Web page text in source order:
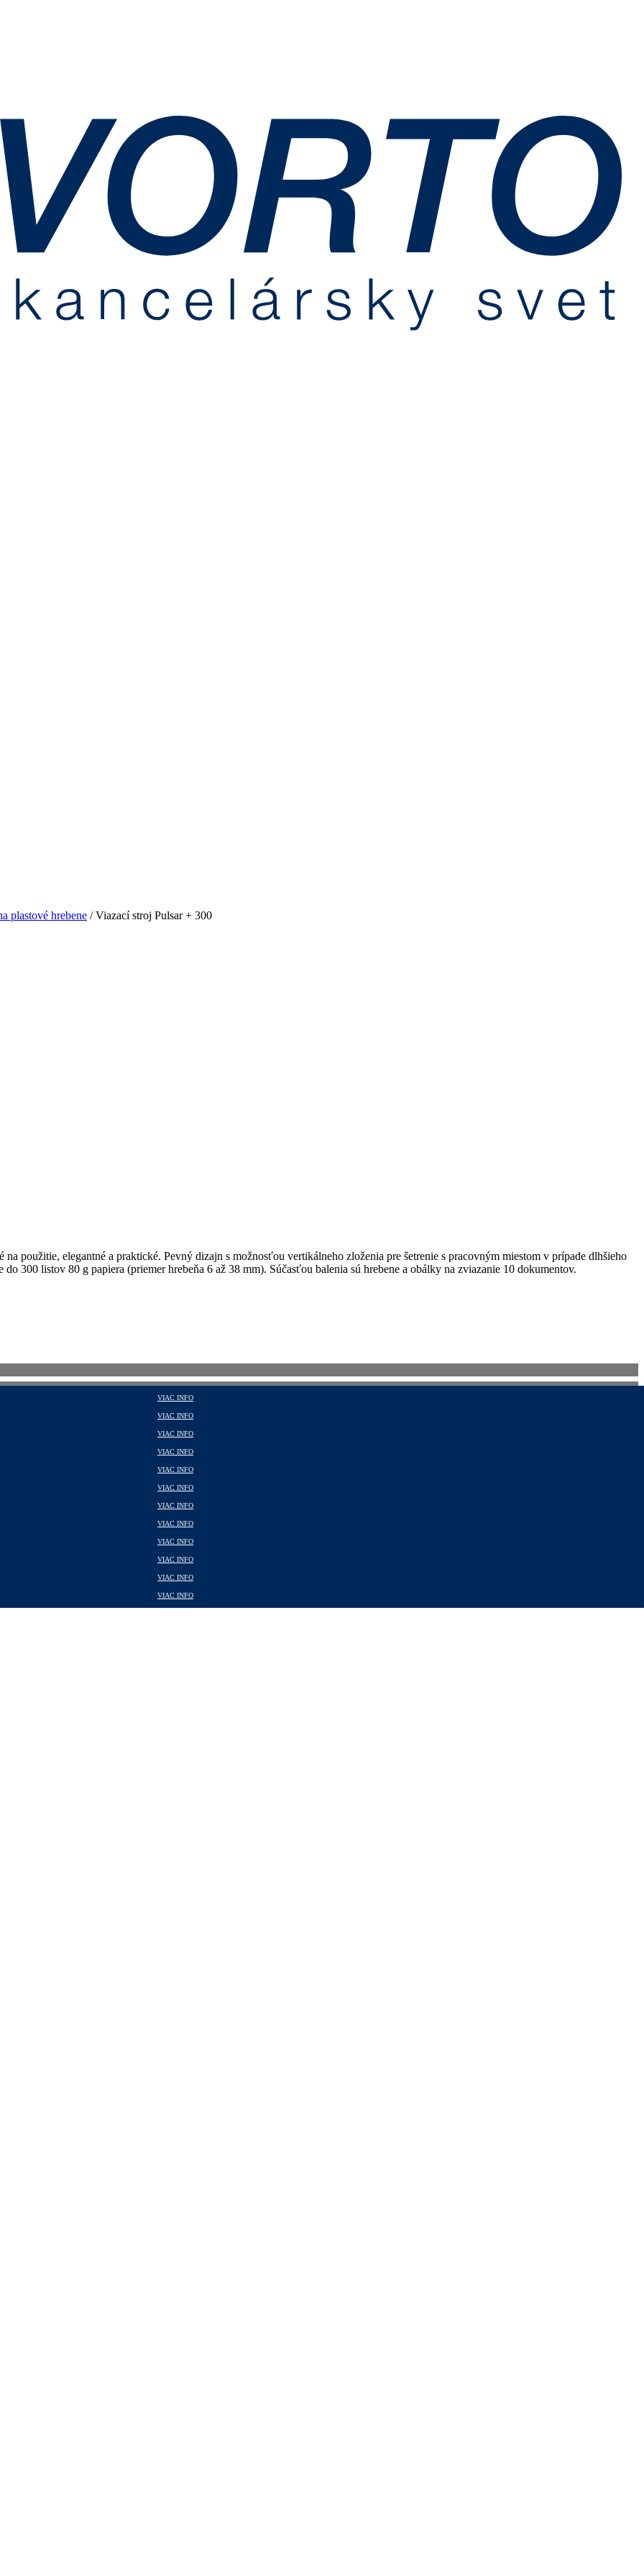
plastové hrebene / Viazací stroj Pulsar + 300
použitie, elegantné a praktické. Pevný dizajn s možnosťou vertikálneho zloženia pre šetrenie s pracovným miestom v prípade dlhšieho
300 listov 80 g papiera (priemer hrebeňa 6 až 38 mm). Súčasťou balenia sú hrebene a obálky na zviazanie 10 dokumentov.
VIAC INFO
VIAC INFO
VIAC INFO
VIAC INFO
VIAC INFO
VIAC INFO
VIAC INFO
VIAC INFO
VIAC INFO
VIAC INFO
VIAC INFO
VIAC INFO